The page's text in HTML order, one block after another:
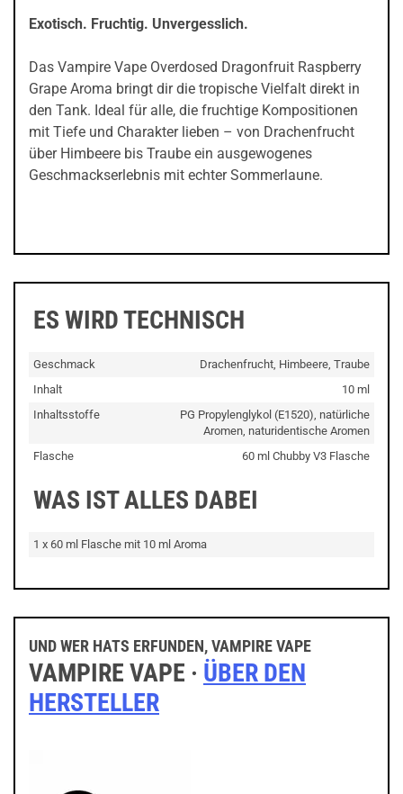
Exotisch. Fruchtig. Unvergesslich.
Das Vampire Vape Overdosed Dragonfruit Raspberry
Grape Aroma bringt dir die tropische Vielfalt direkt in
den Tank. Ideal für alle, die fruchtige Kompositionen
mit Tiefe und Charakter lieben – von Drachenfrucht
über Himbeere bis Traube ein ausgewogenes
Geschmackserlebnis mit echter Sommerlaune.
ES WIRD TECHNISCH
Geschmack
Drachenfrucht, Himbeere, Traube
Inhalt
10 ml
Inhaltsstoffe
PG Propylenglykol (E1520), natürliche
Aromen, naturidentische Aromen
Flasche
60 ml Chubby V3 Flasche
WAS IST ALLES DABEI
1 x 60 ml Flasche mit 10 ml Aroma
UND WER HATS ERFUNDEN, VAMPIRE VAPE
VAMPIRE VAPE · ÜBER DEN
HERSTELLER